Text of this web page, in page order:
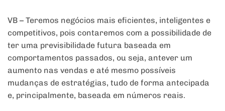
VB – Teremos negócios mais eficientes, inteligentes e
competitivos, pois contaremos com a possibilidade de
ter uma previsibilidade futura baseada em
comportamentos passados, ou seja, antever um
aumento nas vendas e até mesmo possíveis
mudanças de estratégias, tudo de forma antecipada
e, principalmente, baseada em números reais.